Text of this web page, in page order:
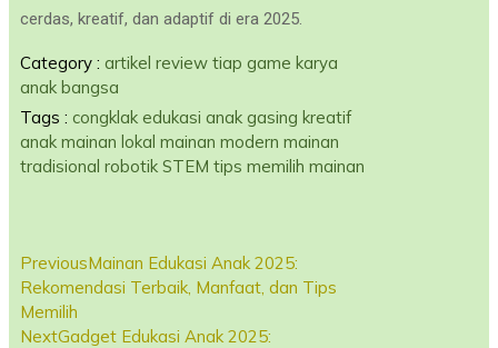
cerdas, kreatif, dan adaptif di era 2025.
Category : artikel review tiap game karya
anak bangsa
Tags : congklak edukasi anak gasing kreatif
anak mainan lokal mainan modern mainan
tradisional robotik STEM tips memilih mainan
PreviousMainan Edukasi Anak 2025:
Rekomendasi Terbaik, Manfaat, dan Tips
Memilih
NextGadget Edukasi Anak 2025: